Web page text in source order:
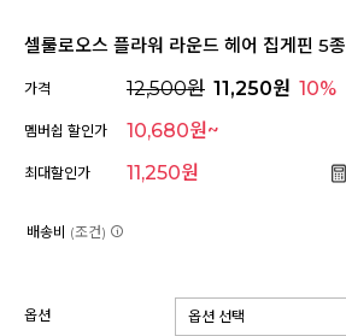
셀룰로오스 플라워 라운드 헤어 집게핀 5종
가격 12,500원 11,250원 10%
멤버쉽 할인가 10,680원~
최대할인가 11,250원
배송비 (조건)
옵션